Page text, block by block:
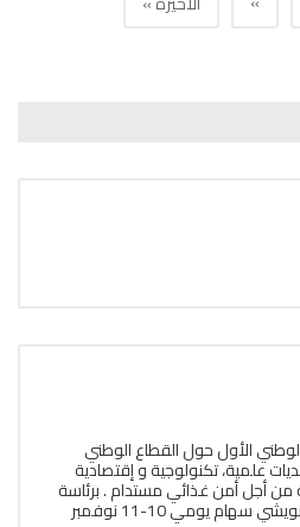
الأول حول القطاع الوطني
علمية، تكنولوجية و إقتصادية
من أجل أمن غذائي مستدام . برئاسة
الدكتورة نويشي سهام يومي 10-11 نوفمبر